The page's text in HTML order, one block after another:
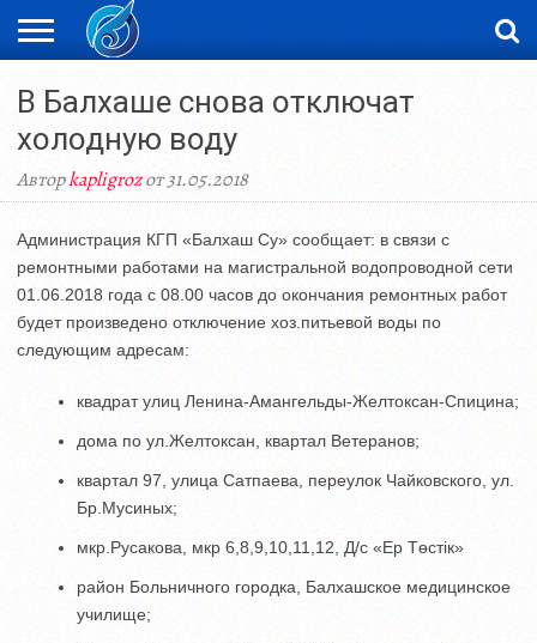
ЖАҢАЛЫҚТАР
НОВОСТИ
ВИДЕО
ФОТОРЕПОРТАЖИ
ОРКЕН
В Балхаше снова отключат
холодную воду
Авторkapligrozот 31.05.2018
Администрация КГП «Балхаш Су» сообщает: в связи с
ремонтными работами на магистральной водопроводной сети
01.06.2018 года с 08.00 часов до окончания ремонтных работ
будет произведено отключение хоз.питьевой воды по
следующим адресам:
квадрат улиц Ленина-Амангельды-Желтоксан-Спицина;
дома по ул.Желтоксан, квартал Ветеранов;
квартал 97, улица Сатпаева, переулок Чайковского, ул.
Бр.Мусиных;
мкр.Русакова, мкр 6,8,9,10,11,12, Д/с «Ер Төстік»
район Больничного городка, Балхашское медицинское
училище;